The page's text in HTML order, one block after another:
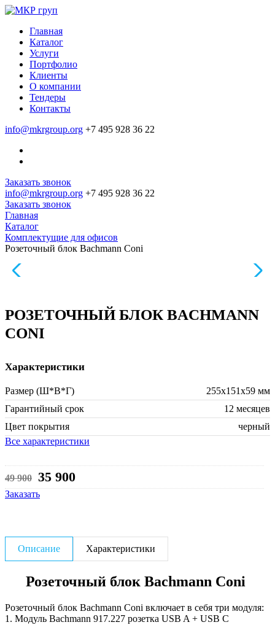
Главная
Каталог
Услуги
Портфолио
Клиенты
О компании
Тендеры
Контакты
info@mkrgroup.org +7 495 928 36 22
Заказать звонок
info@mkrgroup.org +7 495 928 36 22
Заказать звонок
Главная
Каталог
Комплектущие для офисов
Розеточный блок Bachmann Coni
РОЗЕТОЧНЫЙ БЛОК BACHMANN
CONI
Характеристики
Размер (Ш*В*Г)
255х151х59 мм
Гарантийный срок
12 месяцев
Цвет покрытия
черный
Все характеристики
49 900 35 900
Заказать
Описание Характеристики
Розеточный блок Bachmann Coni
Розеточный блок Bachmann Coni включает в себя три модуля:
1. Модуль Bachmann 917.227 розетка USB A + USB C